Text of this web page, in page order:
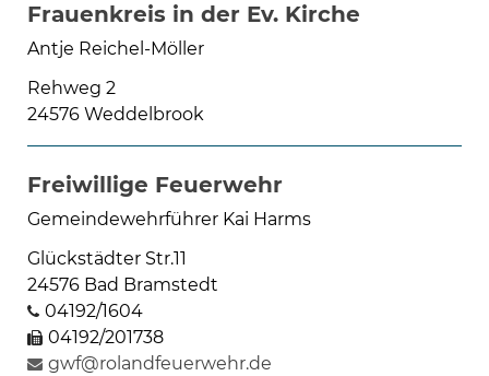
Frauenkreis in der Ev. Kirche
Antje Reichel-Möller
Rehweg 2
24576 Weddelbrook
Freiwillige Feuerwehr
Gemeindewehrführer Kai Harms
Glückstädter Str.11
24576 Bad Bramstedt
04192/1604
04192/201738
gwf@rolandfeuerwehr.de